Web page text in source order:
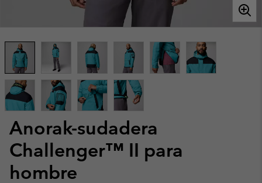
Anorak-sudadera
Challenger™ II para
hombre